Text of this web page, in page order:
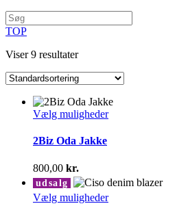
TOP
Viser 9 resultater
Vælg mulighederDette
kan
vælges
2Biz Oda Jakke
800,00 kr.
udsalg
Vælg mulighederDette